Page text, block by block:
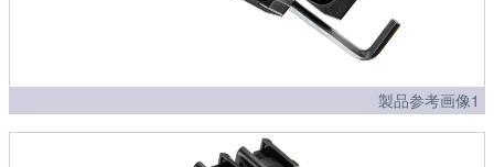
製品参考画像1